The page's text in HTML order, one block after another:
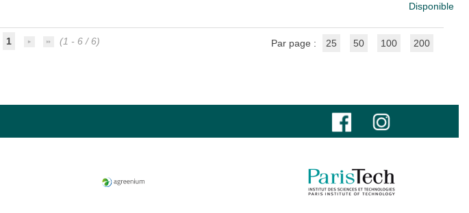
Disponible
1 (1 - 6 / 6) Par page : 25 50 100 200